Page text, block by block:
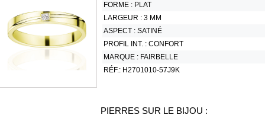
FORME : PLAT
LARGEUR :3 MM
ASPECT :SATINÉ
PROFIL INT. :CONFORT
MARQUE : FAIRBELLE
RÉF.: H2701010-57J9K
PIERRES SUR LE BIJOU :